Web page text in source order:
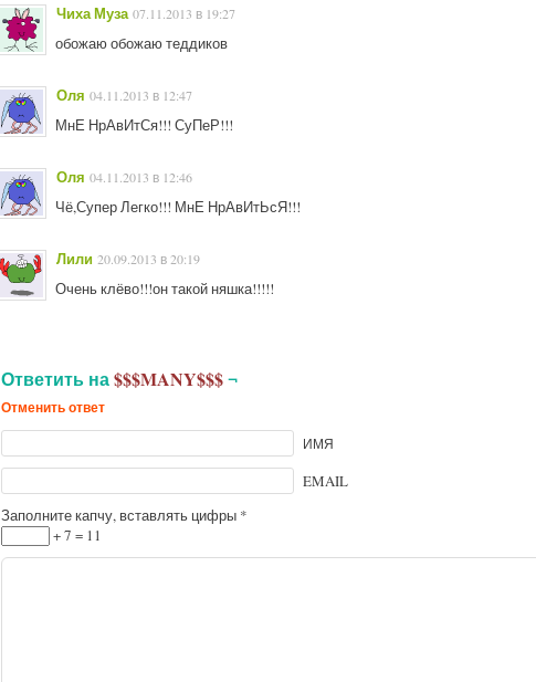
Чиха Муза 07.11.2013 в 19:27
обожаю обожаю теддиков
Оля 04.11.2013 в 12:47
МнЕ НрАвИтСя!!! СуПеР!!!
Оля 04.11.2013 в 12:46
Чё,Супер Легко!!! МнЕ НрАвИтЬсЯ!!!
Лили 20.09.2013 в 20:19
Очень клёво!!!он такой няшка!!!!!
Ответить на$$$MANY$$$¬
Отменить ответ
ИМЯ
EMAIL
Заполните капчу, вставлять цифры *
+ 7 = 11